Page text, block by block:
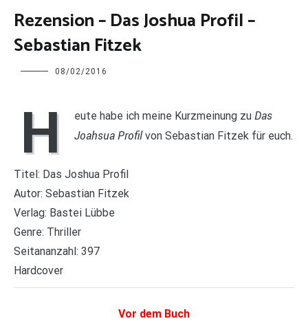
Rezension – Das Joshua Profil –
Sebastian Fitzek
Charline 08/02/2016
H eute habe ich meine Kurzmeinung zu Das
Joahsua Profilvon Sebastian Fitzek für euch.
Titel: Das Joshua Profil
Autor: Sebastian Fitzek
Verlag: Bastei Lübbe
Genre: Thriller
Seitananzahl: 397
Hardcover
Vor dem Buch